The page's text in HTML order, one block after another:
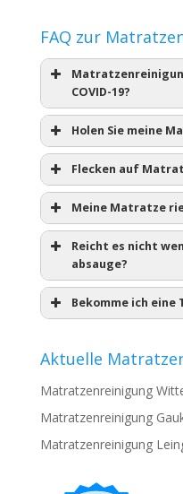
FAQ zur
COVID-19?
Holen Sie meine
Flecken auf
Meine Matratze
Reicht es nicht
absauge?
Bekomme ich
Aktuelle
Matratzenreinigung
Matratzenreinigung
Matratzenreinigung